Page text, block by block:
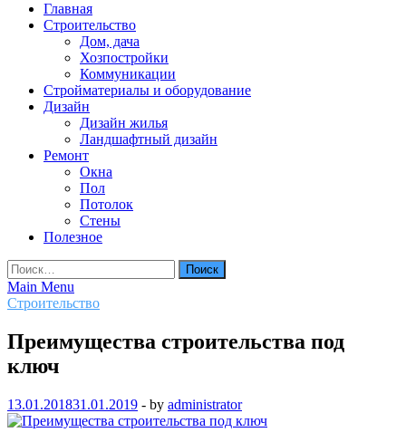
Главная
Строительство
Дом, дача
Хозпостройки
Коммуникации
Стройматериалы и оборудование
Дизайн
Дизайн жилья
Ландшафтный дизайн
Ремонт
Окна
Пол
Потолок
Стены
Полезное
Найти:
Main Menu
Строительство
Преимущества строительства под
ключ
13.01.201831.01.2019 - by administrator